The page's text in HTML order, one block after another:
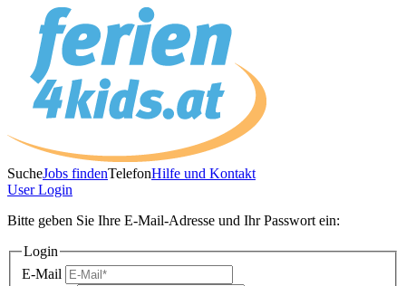
SucheJobs findenTelefonHilfe und Kontakt
UserLogin
Bitte geben Sie Ihre E-Mail-Adresse und Ihr Passwort ein:
Login
E-Mail